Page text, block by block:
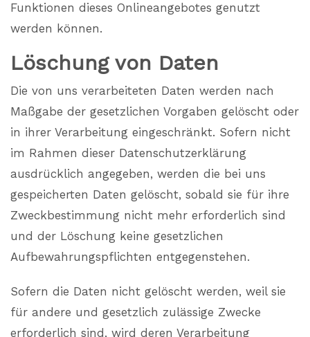
Funktionen dieses Onlineangebotes genutzt
werden können.
Löschung von Daten
Die von uns verarbeiteten Daten werden nach
Maßgabe der gesetzlichen Vorgaben gelöscht oder
in ihrer Verarbeitung eingeschränkt. Sofern nicht
im Rahmen dieser Datenschutzerklärung
ausdrücklich angegeben, werden die bei uns
gespeicherten Daten gelöscht, sobald sie für ihre
Zweckbestimmung nicht mehr erforderlich sind
und der Löschung keine gesetzlichen
Aufbewahrungspflichten entgegenstehen.
Sofern die Daten nicht gelöscht werden, weil sie
für andere und gesetzlich zulässige Zwecke
erforderlich sind, wird deren Verarbeitung